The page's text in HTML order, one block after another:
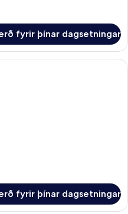
fyrir þínar dagsetningar
Superior-stúdíósvíta | Míníbar,
fyrir þínar dagsetningar